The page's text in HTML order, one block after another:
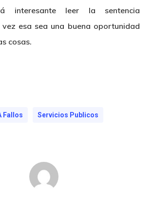
interesante leer la sentencia
esa sea una buena oportunidad
cosas.
Fallos Servicios Publicos